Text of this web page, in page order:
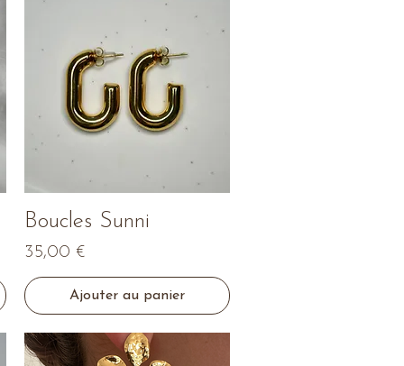
Aperçu rapide
Boucles Sunni
Prix
35,00 €
Ajouter au panier